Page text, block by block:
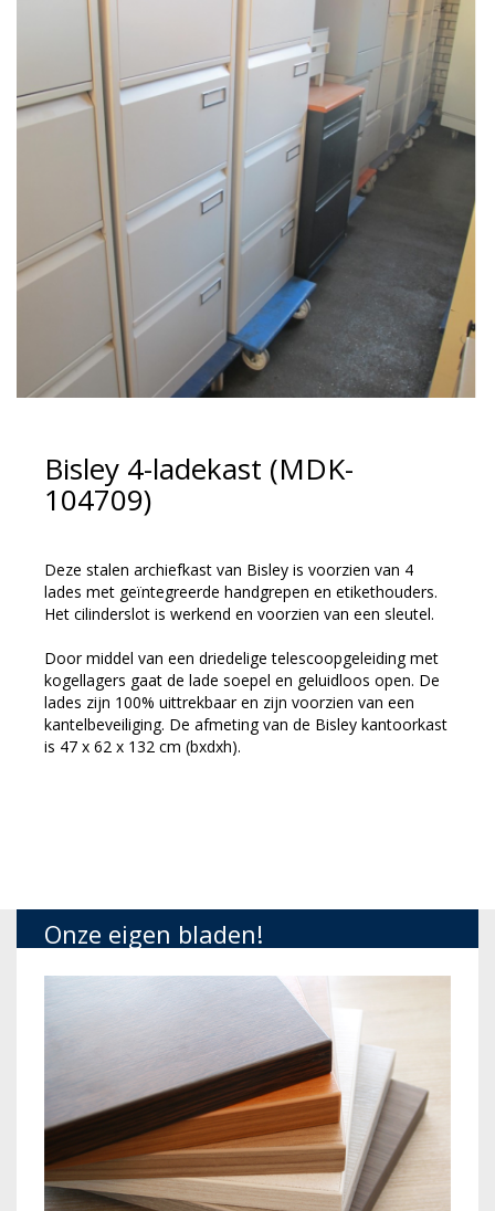
Bisley 4-ladekast (MDK-
104709)
Deze stalen archiefkast van Bisley is voorzien van 4
lades met geïntegreerde handgrepen en etikethouders.
Het cilinderslot is werkend en voorzien van een sleutel.
Door middel van een driedelige telescoopgeleiding met
kogellagers gaat de lade soepel en geluidloos open. De
lades zijn 100% uittrekbaar en zijn voorzien van een
kantelbeveiliging. De afmeting van de Bisley kantoorkast
is 47 x 62 x 132 cm (bxdxh).
Onze eigen bladen!